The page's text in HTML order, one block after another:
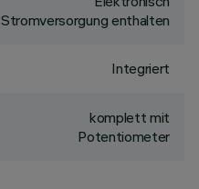
Stromversorgung enthalten
Integriert
komplett mit
Potentiometer